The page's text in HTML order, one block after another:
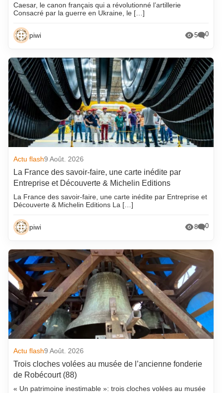
Caesar, le canon français qui a révolutionné l’artillerie
Consacré par la guerre en Ukraine, le […]
piwi 5 0
Actu flash9 Août. 2026
La France des savoir-faire, une carte inédite par
Entreprise et Découverte & Michelin Editions
La France des savoir-faire, une carte inédite par Entreprise et
Découverte & Michelin Editions La […]
piwi 8 0
Actu flash9 Août. 2026
Trois cloches volées au musée de l’ancienne fonderie
de Robécourt (88)
« Un patrimoine inestimable »: trois cloches volées au musée